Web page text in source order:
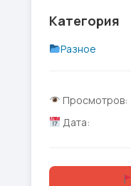
Категория
Разное
Просмотров:
Дата: